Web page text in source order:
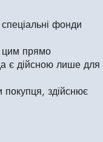
фонди
цим прямо
є дійсною лише для
покупця, здійснює